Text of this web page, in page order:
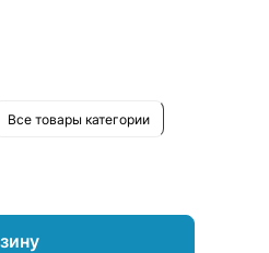
Все товары категории